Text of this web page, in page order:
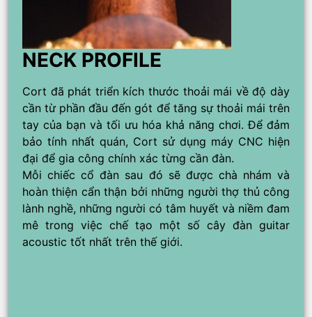
NECK PROFILE
Cort đã phát triển kích thước thoải mái về độ dày
cần từ phần đầu đến gót để tăng sự thoải mái trên
tay của bạn và tối ưu hóa khả năng chơi. Để đảm
bảo tính nhất quán, Cort sử dụng máy CNC hiện
đại để gia công chính xác từng cần đàn.
Mỗi chiếc cổ đàn sau đó sẽ được chà nhám và
hoàn thiện cẩn thận bởi những người thợ thủ công
lành nghề, những người có tâm huyết và niềm đam
mê trong việc chế tạo một số cây đàn guitar
acoustic tốt nhất trên thế giới.